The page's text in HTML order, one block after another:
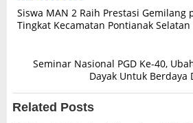
navigation
Siswa MAN 2 Raih Prestasi Gemilang
Tingkat Kecamatan Pontianak Selatan
Seminar Nasional PGD Ke-40,
Dayak Untuk Berdaya
Related Posts